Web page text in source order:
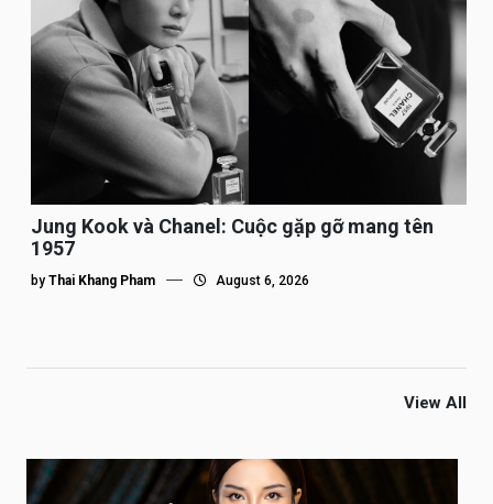
Jung Kook và Chanel: Cuộc gặp gỡ mang tên
1957
by Thai Khang Pham August 6, 2026
View All